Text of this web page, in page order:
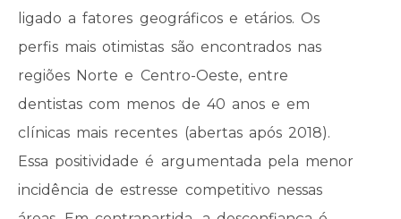
ligado a fatores geográficos e etários. Os
perfis mais otimistas são encontrados nas
regiões Norte e Centro-Oeste, entre
dentistas com menos de 40 anos e em
clínicas mais recentes (abertas após 2018).
Essa positividade é argumentada pela menor
incidência de estresse competitivo nessas